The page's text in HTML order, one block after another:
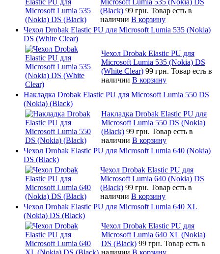
(Black) 99 грн. Товар есть в
наличии В корзину
Чехол Drobak Elastic PU для Microsoft Lumia 535 (Nokia)
DS (White Clear)
Чехол Drobak Elastic PU для
Microsoft Lumia 535 (Nokia) DS
(White Clear) 99 грн. Товар есть в
наличии В корзину
Накладка Drobak Elastic PU для Microsoft Lumia 550 DS
(Nokia) (Black)
Накладка Drobak Elastic PU для
Microsoft Lumia 550 DS (Nokia)
(Black) 99 грн. Товар есть в
наличии В корзину
Чехол Drobak Elastic PU для Microsoft Lumia 640 (Nokia)
DS (Black)
Чехол Drobak Elastic PU для
Microsoft Lumia 640 (Nokia) DS
(Black) 99 грн. Товар есть в
наличии В корзину
Чехол Drobak Elastic PU для Microsoft Lumia 640 XL
(Nokia) DS (Black)
Чехол Drobak Elastic PU для
Microsoft Lumia 640 XL (Nokia)
DS (Black) 99 грн. Товар есть в
наличии В корзину